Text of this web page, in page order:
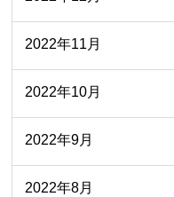
2022年11月
2022年10月
2022年9月
2022年8月